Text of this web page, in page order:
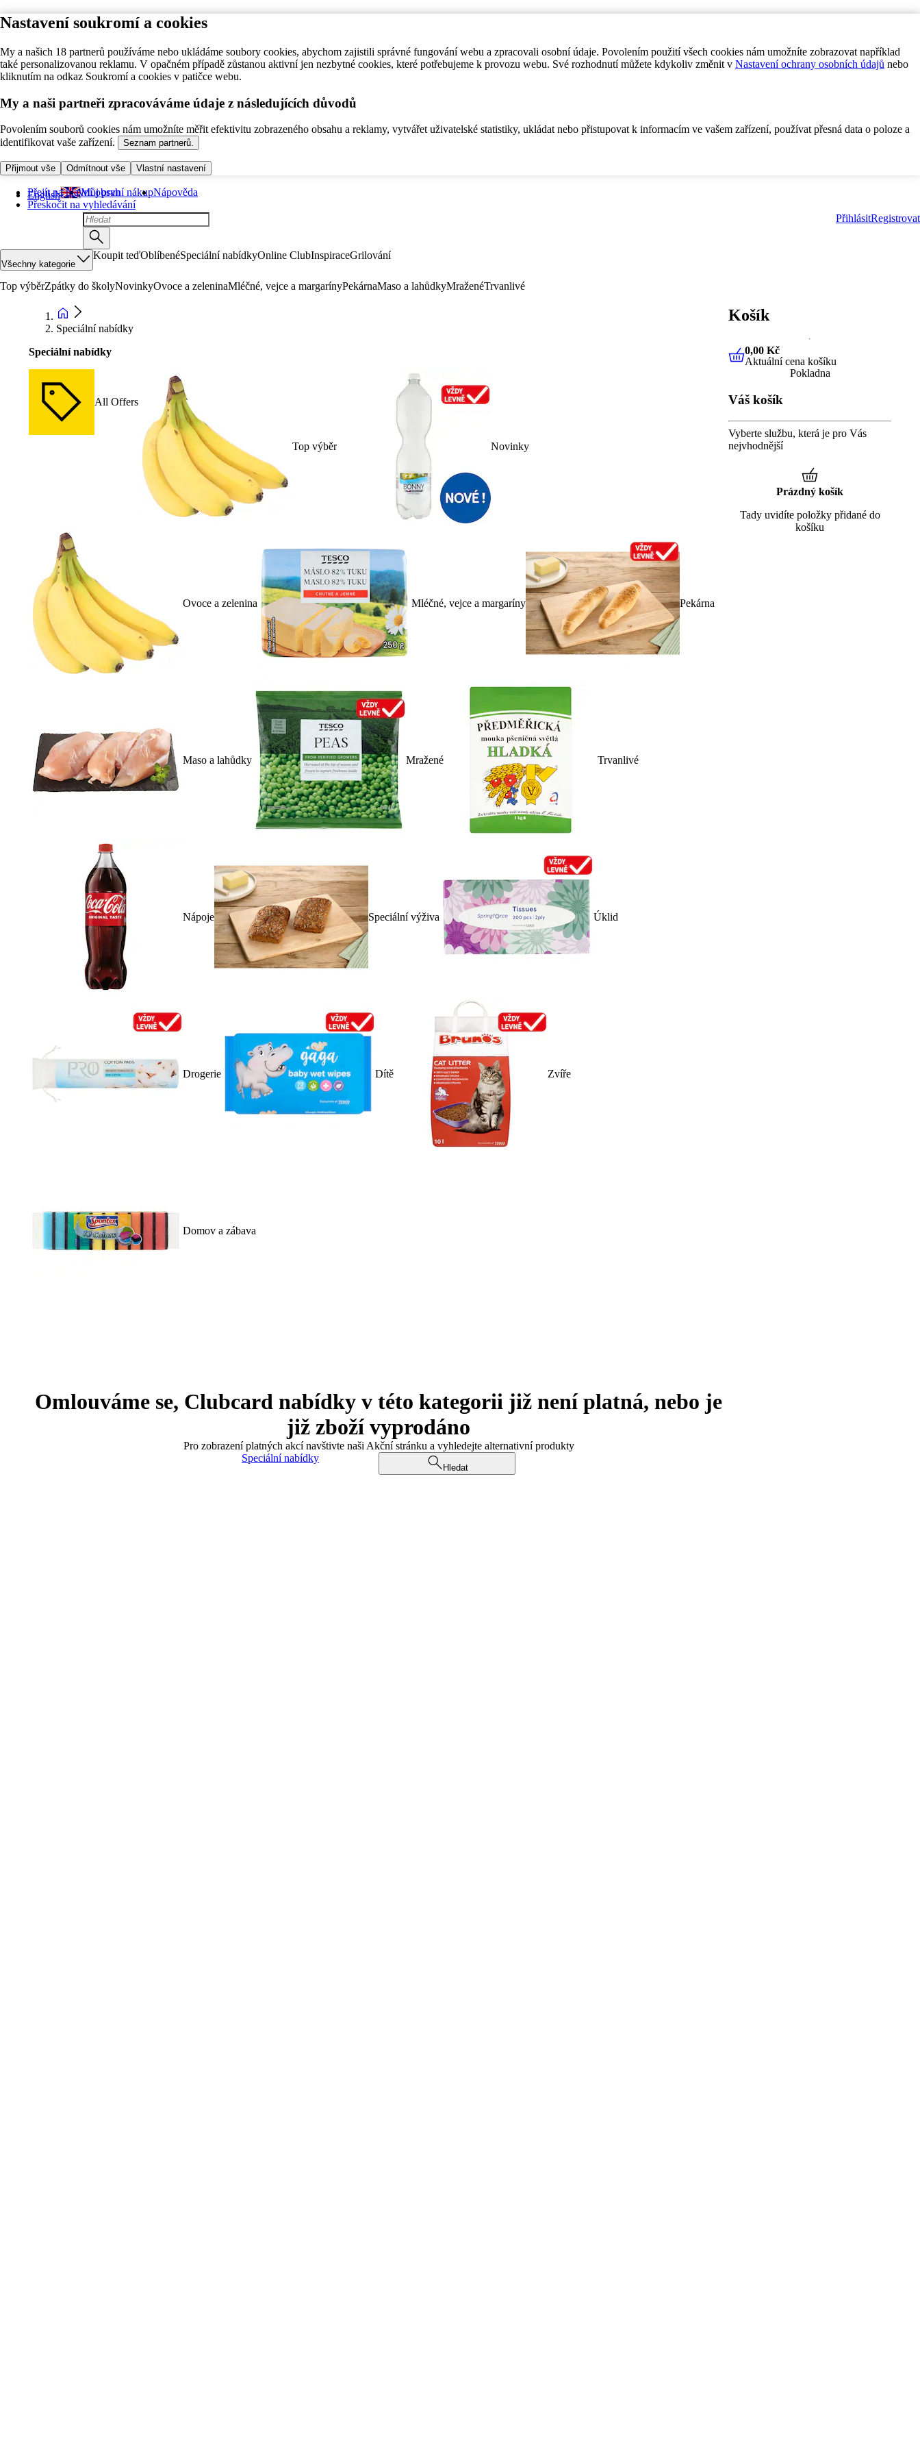
Nastavení soukromí a cookies
My a našich 18 partnerů používáme nebo ukládáme soubory cookies, abychom zajistili správné fungování webu a zpracovali osobní údaje. Povolením použití všech cookies nám umožníte zobrazovat například
také personalizovanou reklamu. V opačném případě zůstanou aktivní jen nezbytné cookies, které potřebujeme k provozu webu. Své rozhodnutí můžete kdykoliv změnit v Nastavení ochrany osobních údajů nebo
kliknutím na odkaz Soukromí a cookies v patičce webu.
My a naši partneři zpracováváme údaje z následujících důvodů
Povolením souborů cookies nám umožníte měřit efektivitu zobrazeného obsahu a reklamy, vytvářet uživatelské statistiky, ukládat nebo přistupovat k informacím ve vašem zařízení, používat přesná data o poloze a
identifikovat vaše zařízení.
Seznam partnerů.
Přijmout vše Odmítnout vše Vlastní nastavení
Přejít na hlavní obsah
Přeskočit na vyhledávání
English Můj první nákupNápověda
PřihlásitRegistrovat
Všechny kategorie
Koupit teďOblíbenéSpeciální nabídkyOnline ClubInspiraceGrilování
Top výběrZpátky do školyNovinkyOvoce a zeleninaMléčné, vejce a margarínyPekárnaMaso a lahůdkyMraženéTrvanlivé
Speciální nabídky
Speciální nabídky
All Offers
Top výběr Novinky
Ovoce a zelenina Mléčné, vejce a margaríny Pekárna
Maso a lahůdky Mražené Trvanlivé
Nápoje Speciální výživa Úklid
Drogerie Dítě Zvíře
Domov a zábava
Omlouváme se, Clubcard nabídky v této kategorii již není platná, nebo je
již zboží vyprodáno
Pro zobrazení platných akcí navštivte naši Akční stránku a vyhledejte alternativní produkty
Speciální nabídky
Hledat
Košík
0,00 KčAktuální cena košíku
0,00 Kč
Aktuální cena košíku
Pokladna
Váš košík
Vyberte službu, která je pro Vás
nejvhodnější
Prázdný košík
Tady uvidíte položky přidané do
košíku